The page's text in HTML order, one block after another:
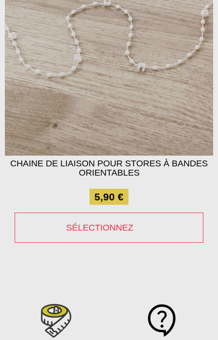
CHAINE DE LIAISON POUR STORES À BANDES
ORIENTABLES
5,90 €
SÉLECTIONNEZ